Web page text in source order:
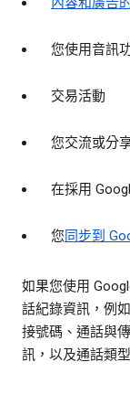
您使用音訊
交易活動
您交流或分
在採用
您同步到
如果您使用
話紀錄資訊，例
接號碼、通話與
訊，以及通話類型